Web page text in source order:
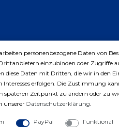
widerrufen
© 2023 by Profiwerkzeuge-
personenbezogene Daten von
einzubinden oder Zugriffe
diese Daten mit Dritten, die wir in den
erfolgen. Die Zustimmung
Zeitpunkt zu ändern oder zu
unserer Daten­schutz­erklärung.
PayPal Funktional